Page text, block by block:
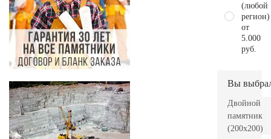
(любой
регион)
от
5.000
руб.
Вы
Двойной
памятник
(200х200)